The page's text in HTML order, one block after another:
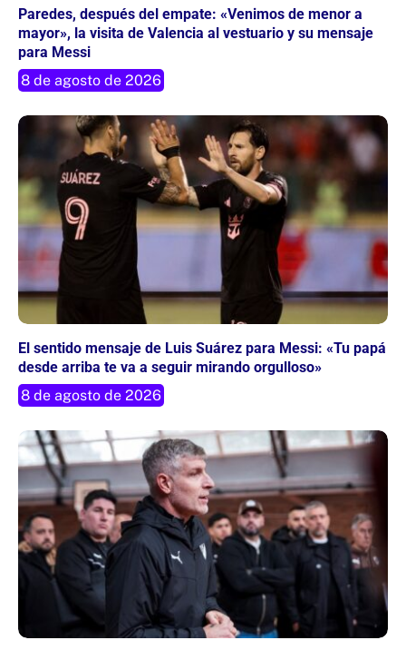
Paredes, después del empate: «Venimos de menor a
mayor», la visita de Valencia al vestuario y su mensaje
para Messi
8 de agosto de 2026
El sentido mensaje de Luis Suárez para Messi: «Tu papá
desde arriba te va a seguir mirando orgulloso»
8 de agosto de 2026